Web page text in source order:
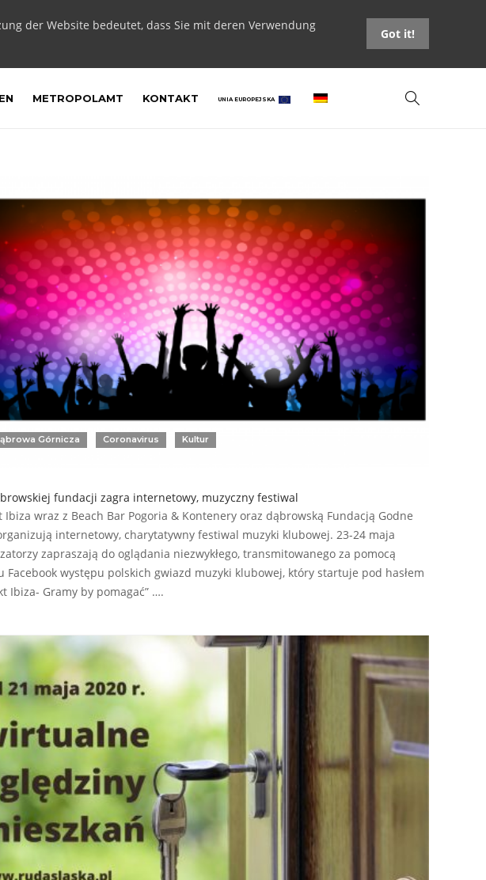
der Website bedeutet, dass Sie mit deren Verwendung
Got it!
METROPOLAMT KONTAKT UNIA EUROPEJSKA
Górnicza Coronavirus Kultur
fundacji zagra internetowy, muzyczny festiwal
Ibiza wraz z Beach Bar Pogoria & Kontenery oraz dąbrowską Fundacją Godne
internetowy, charytatywny festiwal muzyki klubowej. 23-24 maja
zapraszają do oglądania niezwykłego, transmitowanego za pomocą
Facebook występu polskich gwiazd muzyki klubowej, który startuje pod hasłem
Ibiza- Gramy by pomagać” ….